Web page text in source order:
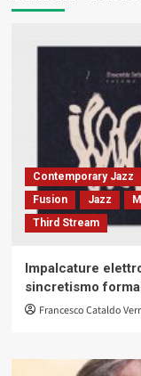
Contemporary Jazz
Fusion
Jazz
Third Stream
Impalcature
sincretismo
Francesco Cataldo